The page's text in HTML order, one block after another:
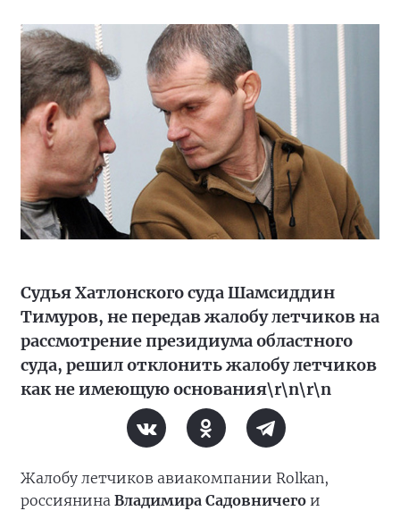
Судья Хатлонского суда Шамсиддин
Тимуров, не передав жалобу летчиков на
рассмотрение президиума областного
суда, решил отклонить жалобу летчиков
как не имеющую основания\r\n\r\n
Жалобу летчиков авиакомпании Rolkan,
россиянина Владимира Садовничего и